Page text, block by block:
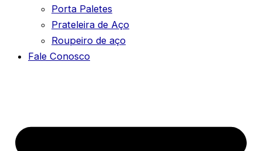
Porta Paletes
Prateleira de Aço
Roupeiro de aço
Fale Conosco